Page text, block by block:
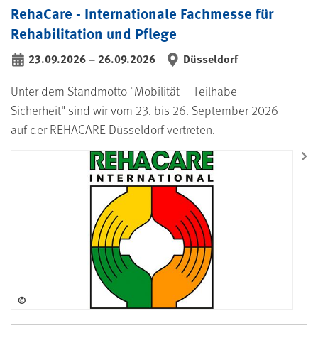
RehaCare - Internationale Fachmesse für
Rehabilitation und Pflege
23.09.2026– 26.09.2026 Düsseldorf
Unter dem Standmotto "Mobilität – Teilhabe –
Sicherheit" sind wir vom 23. bis 26. September 2026
auf der REHACARE Düsseldorf vertreten.
©